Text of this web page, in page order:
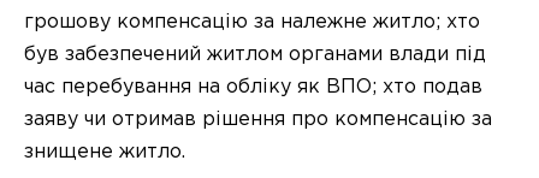
грошову компенсацію за належне житло; хто
був забезпечений житлом органами влади під
час перебування на обліку як ВПО; хто подав
заяву чи отримав рішення про компенсацію за
знищене житло.